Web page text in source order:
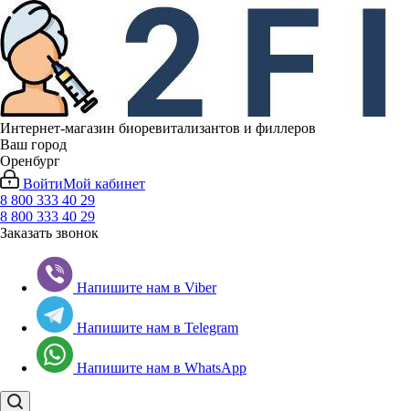
Интернет-магазин биоревитализантов и филлеров
Ваш город
Оренбург
ВойтиМой кабинет
8 800 333 40 29
8 800 333 40 29
Заказать звонок
Напишите нам в Viber
Напишите нам в Telegram
Напишите нам в WhatsApp